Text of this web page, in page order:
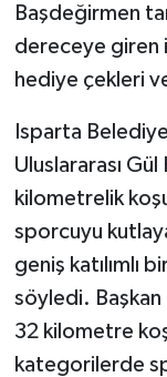
Başdeğirmen
dereceye giren
hediye çekleri
Isparta
Uluslararası
kilometrelik
sporcuyu
geniş katılımlı
söyledi.
32 kilometre
kategorilerde